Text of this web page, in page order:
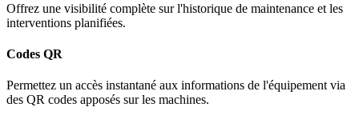
Offrez une visibilité complète sur l'historique de maintenance et les
interventions planifiées.
Codes QR
Permettez un accès instantané aux informations de l'équipement via
des QR codes apposés sur les machines.